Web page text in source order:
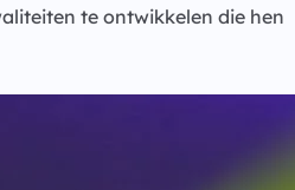
te ontwikkelen die hen